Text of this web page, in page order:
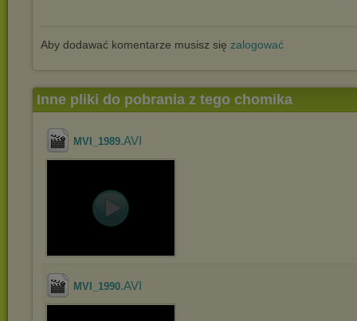
Aby dodawać komentarze musisz się zalogować
Inne pliki do pobrania z tego chomika
MVI_1989.AVI
MVI_1990.AVI